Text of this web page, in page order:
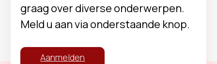
graag over diverse onderwerpen.
Meld u aan via onderstaande knop.
Aanmelden